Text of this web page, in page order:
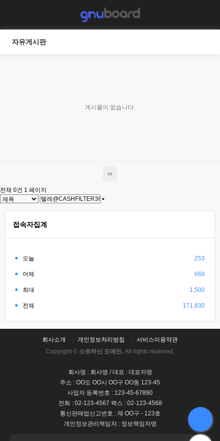
자유게시판
게시물이 없습니다.
전체 0건 1 페이지
접속자집계
오늘 253
어제 668
최대 1,500
전체 171,830
회사소개 개인정보처리방침
서비스이용약관
Copyright © 소유하신 도메인. All rights reserved.
회사명 : 회사명 / 대표 : 대표자명
주소 : OO도 OO시 OO구 OO동 123-45
사업자 등록번호 : 123-45-67890
전화 : 02-123-4567 팩스 : 02-123-4568
통신판매업신고번호 : 제 OO구 - 123호
개인정보관리책임자 : 정보책임자명